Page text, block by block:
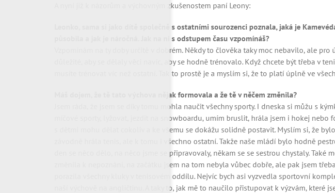
A nyní již k názorům a výchovným zkušenostem paní Leony:
Leonko, sama si jako dítě společně s ostatními sourozenci poznala, jaká je
působila a jak je náročná. Jak na ni s odstupem času vzpomínáš?
Vzpomínám na ty doby určitě v dobrém. Někdy to člověka taky moc nebavilo, ale pro
důležité, aby se dělaly věci navíc, aby se hodně trénovalo. Když chcete být třeba v
musíte trénovat víc než ostatní. Tak to prostě je a myslím si, že to platí úplně ve
Máš dojem, že tě tato výchova nějak formovala a že tě v něčem změnila?
Jsem ráda, že jsem se díky tomu mohla naučit všechny sporty. I dneska si můžu s
míčové sporty, lyžovat, jezdit na snowboardu, umím bruslit, hrála jsem i hokej nebo
s dětmi mohu dělat cokoliv a ke všemu se dokážu solidně postavit. Myslím si, že
závodně hrála tenis, ale k tomu i všechno ostatní. Takže naše mládí bylo hodně
den se něco dělo, na něco jsme se připravovaly, někam se se sestrou chystaly. Také
změnila k nepoznání, na začátku jsem na tom nebyla vůbec dobře, ale pak jsem
porazila všechny kluky v tenisovém oddílu. Nejvíc bych asi vyzvedla sportovní
naší výchově na angličtinu. A taky to, jak mě to naučilo přistupovat k výzvám, které